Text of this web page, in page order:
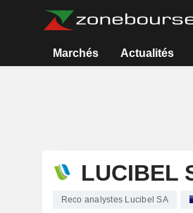
Marchés Actualités
LUCIBEL
Reco analystes Lucibel SA